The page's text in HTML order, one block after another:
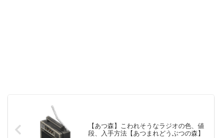
【あつ森】こわれそうなラジオの色、値
段、入手方法【あつまれどうぶつの森】